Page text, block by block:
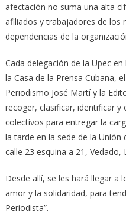
afectación no suma una alta
afiliados y trabajadores de los
dependencias de la
Cada delegación de la Upec
la Casa de la Prensa Cubana,
Periodismo José Martí y la
recoger, clasificar, identificar y
colectivos para entregar la
la tarde en la sede de la Unión
calle 23 esquina a 21, Vedado,
Desde allí, se les hará llegar a
amor y la solidaridad, para
Periodista”.